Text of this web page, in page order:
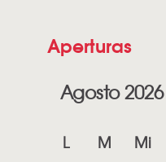
Aperturas
Agosto 2026
L M Mi